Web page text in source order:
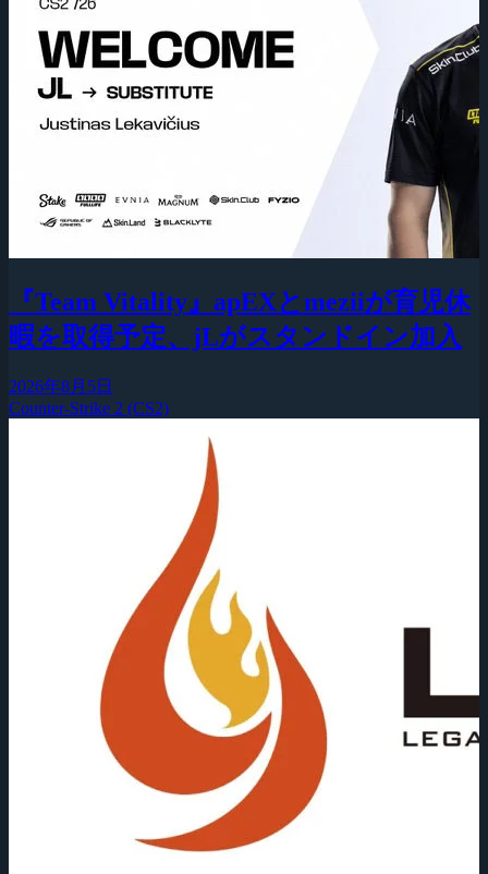
『Team Vitality』apEXとmeziiが育児休
暇を取得予定、jLがスタンドイン加入
2026年8月5日
Counter-Strike 2 (CS2)